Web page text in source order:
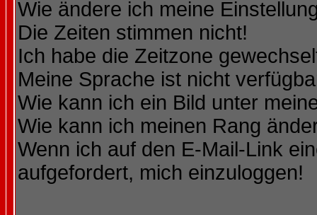
Wie ändere ich meine
Die Zeiten stimmen nicht!
Ich habe die Zeitzone
Meine Sprache ist nicht
Wie kann ich ein Bild unter
Wie kann ich meinen Rang
Wenn ich auf den E-Mail-Link
aufgefordert, mich einzuloggen!